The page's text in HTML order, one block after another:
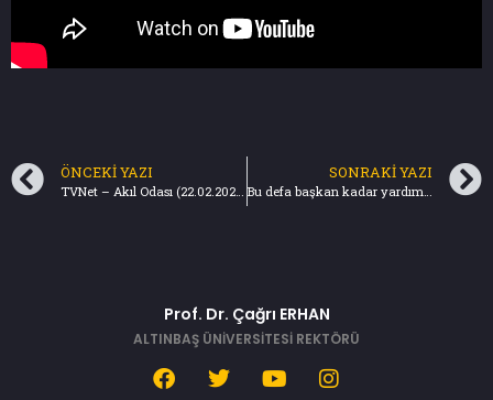
ÖNCEKI YAZI SONRAKI YAZI
Prof. Dr. Çağrı ERHAN
ALTINBAŞ ÜNİVERSİTESİ REKTÖRÜ